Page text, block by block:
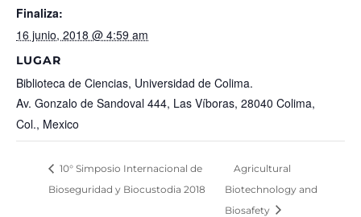
Finaliza:
16 junio, 2018 @ 4:59 am
LUGAR
Biblioteca de Ciencias, Universidad de Colima.
Av. Gonzalo de Sandoval 444, Las Víboras, 28040 Colima,
Col., Mexico
10° Simposio Internacional de
Bioseguridad y Biocustodia 2018
Agricultural
Biotechnology and
Biosafety